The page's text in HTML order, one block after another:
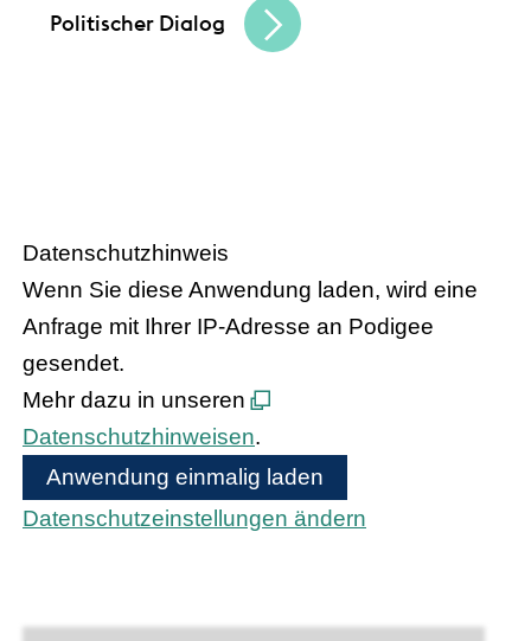
Politischer Dialog
Datenschutzhinweis
Wenn Sie diese Anwendung laden, wird eine
Anfrage mit Ihrer IP-Adresse an Podigee
gesendet.
Mehr dazu in unseren
Datenschutzhinweisen.
Anwendung einmalig laden
Datenschutzeinstellungen ändern